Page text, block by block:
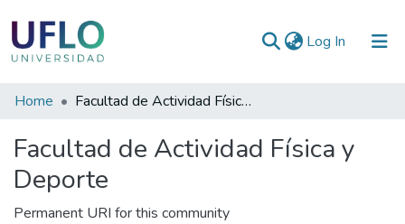
Log In (current)
Communities
Collections
All of RIUFLO
Home Facultad de Actividad Física y Deporte
Facultad de Actividad Física y
Deporte
Permanent URI for this community